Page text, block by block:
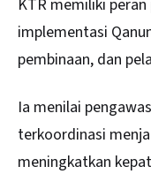
KTR memiliki
implementasi
pembinaan, dan
Ia menilai
terkoordinasi
meningkatkan